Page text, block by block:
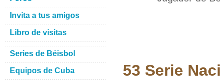
53 Serie
Invita a tus amigos
Libro de visitas
Series de Béisbol
Equipos de Cuba